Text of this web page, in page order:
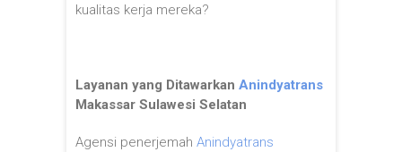
kualitas kerja mereka?
Layanan yang Ditawarkan Anindyatrans
Makassar Sulawesi Selatan
Agensi penerjemah Anindyatrans